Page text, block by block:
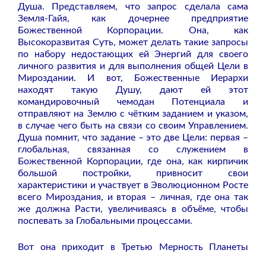
Душа. Представляем, что запрос сделала сама
Земля-Гайя, как дочернее предприятие
Божественной Корпорации. Она, как
Высокоразвитая Суть, может делать такие запросы
по набору недостающих ей Энергий для своего
личного развития и для выполнения общей Цели в
Мироздании. И вот, Божественные Иерархи
находят такую Душу, дают ей этот
командировочный чемодан Потенциала и
отправляют на Землю с чётким заданием и указом,
в случае чего быть на связи со своим Управлением.
Душа помнит, что задание – это две Цели: первая –
глобальная, связанная со служением в
Божественной Корпорации, где она, как кирпичик
большой постройки, привносит свои
характеристики и участвует в Эволюционном Росте
всего Мироздания, и вторая – личная, где она так
же должна Расти, увеличиваясь в объёме, чтобы
поспевать за Глобальными процессами.
Вот она приходит в Третью Мерность Планеты